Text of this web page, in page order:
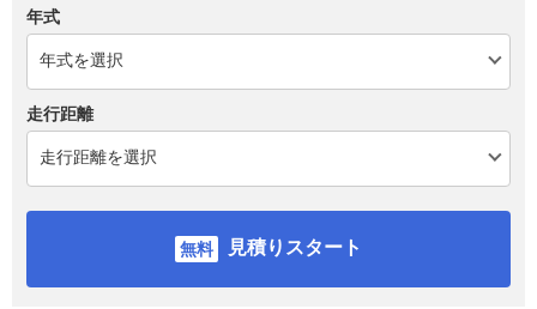
年式
走行距離
見積りスタート